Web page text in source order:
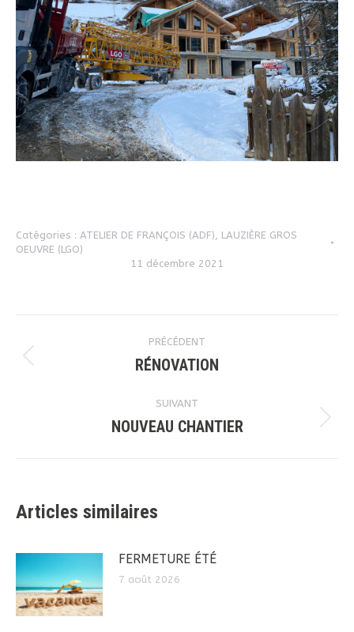
Catégories : ATELIER DE FRANÇOIS (ADF)
LAUZIÈRE GROS
OEUVRE (LGO)
11 décembre 2021
article
PRÉCÉDENT
Article
:
RÉNOVATION
SUIVANT
Article
NOUVEAU CHANTIER
Articles similaires
FERMETURE ÉTÉ
7 août 2026